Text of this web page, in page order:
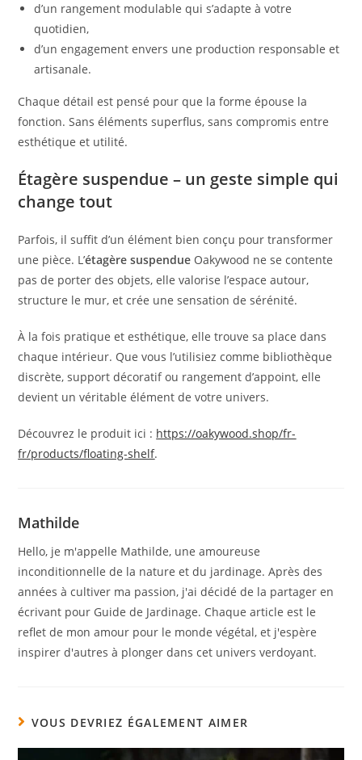
d’un rangement modulable qui s’adapte à votre
quotidien,
d’un engagement envers une production responsable et
artisanale.
Chaque détail est pensé pour que la forme épouse la
fonction. Sans éléments superflus, sans compromis entre
esthétique et utilité.
Étagère suspendue – un geste simple qui
change tout
Parfois, il suffit d’un élément bien conçu pour transformer
une pièce. L’étagère suspendue Oakywood ne se contente
pas de porter des objets, elle valorise l’espace autour,
structure le mur, et crée une sensation de sérénité.
À la fois pratique et esthétique, elle trouve sa place dans
chaque intérieur. Que vous l’utilisiez comme bibliothèque
discrète, support décoratif ou rangement d’appoint, elle
devient un véritable élément de votre univers.
Découvrez le produit ici : https://oakywood.shop/fr-
fr/products/floating-shelf.
Mathilde
Hello, je m'appelle Mathilde, une amoureuse
inconditionnelle de la nature et du jardinage. Après des
années à cultiver ma passion, j'ai décidé de la partager en
écrivant pour Guide de Jardinage. Chaque article est le
reflet de mon amour pour le monde végétal, et j'espère
inspirer d'autres à plonger dans cet univers verdoyant.
VOUS DEVRIEZ ÉGALEMENT AIMER